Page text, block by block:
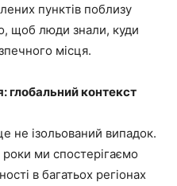
пунктів поблизу
щоб люди знали, куди
місця.
глобальний контекст
не ізольований випадок.
роки ми спостерігаємо
в багатьох регіонах